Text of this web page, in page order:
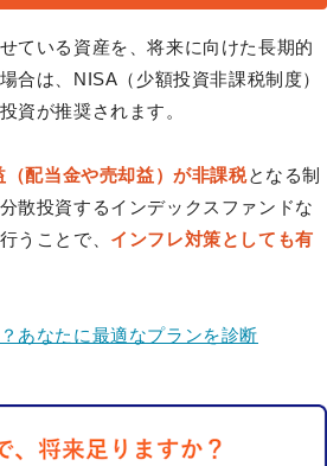
ている資産を、将来に向けた長期的
合は、NISA（少額投資非課税制度）
資が推奨されます。
（配当金や売却益）が非課税となる制
散投資するインデックスファンドな
うことで、 インフレ対策としても有
あなたに最適なプランを診断